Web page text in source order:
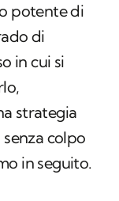
potente di
di
in cui si
strategia
colpo
in seguito.